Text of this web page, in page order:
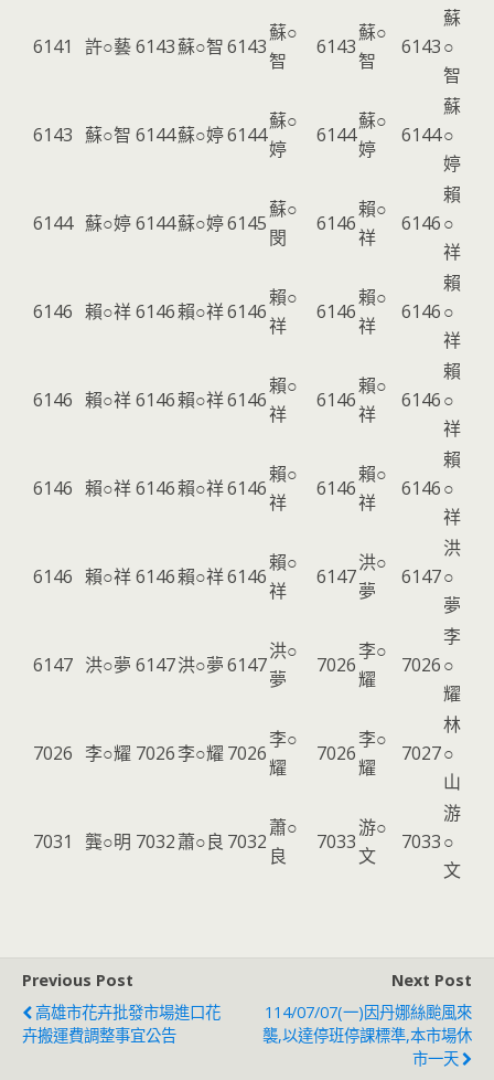
6141 許○藝6143蘇○智6143
蘇○
智
6143
蘇○
智
6143
蘇
○
智
6143 蘇○智 6144蘇○婷6144
蘇○
婷
6144
蘇○
婷
6144
蘇
○
婷
6144 蘇○婷6144蘇○婷6145
蘇○
閔
6146
賴○
祥
6146
賴
○
祥
6146 賴○祥6146賴○祥6146
賴○
祥
6146
賴○
祥
6146
賴
○
祥
6146 賴○祥6146賴○祥6146
賴○
祥
6146
賴○
祥
6146
賴
○
祥
6146 賴○祥6146賴○祥6146
賴○
祥
6146
賴○
祥
6146
賴
○
祥
6146 賴○祥6146賴○祥6146
賴○
祥
6147
洪○
夢
6147
洪
○
夢
6147 洪○夢 6147洪○夢6147
洪○
夢
7026
李○
耀
7026
李
○
耀
7026 李○耀 7026李○耀 7026
李○
耀
7026
李○
耀
7027
林
○
山
7031 龔○明 7032蕭○良 7032
蕭○
良
7033
游○
文
7033
游
○
文
Previous Post
高雄市花卉批發市場進口花
卉搬運費調整事宜公告
Next Post
114/07/07(一)因丹娜絲颱風來
襲,以達停班停課標準,本市場休
市一天